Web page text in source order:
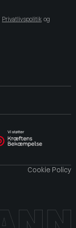
Privatlivspolitik og
Cookie Policy